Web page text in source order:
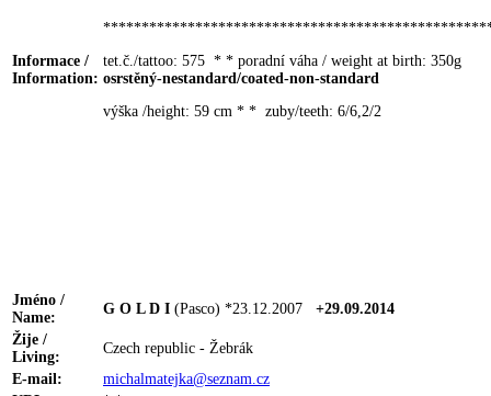
Informace /
Information:
tet.č./tattoo: 575 * * poradní váha / weight at birth: 350g
osrstěný-nestandard/coated-non-standard
výška /height: 59 cm * * zuby/teeth: 6/6,2/2
Jméno /
Name:
G O L D I (Pasco) *23.12.2007
+29.09.2014
Žije /
Living:
Czech republic - Žebrák
E-mail:
michalmatejka@seznam.cz